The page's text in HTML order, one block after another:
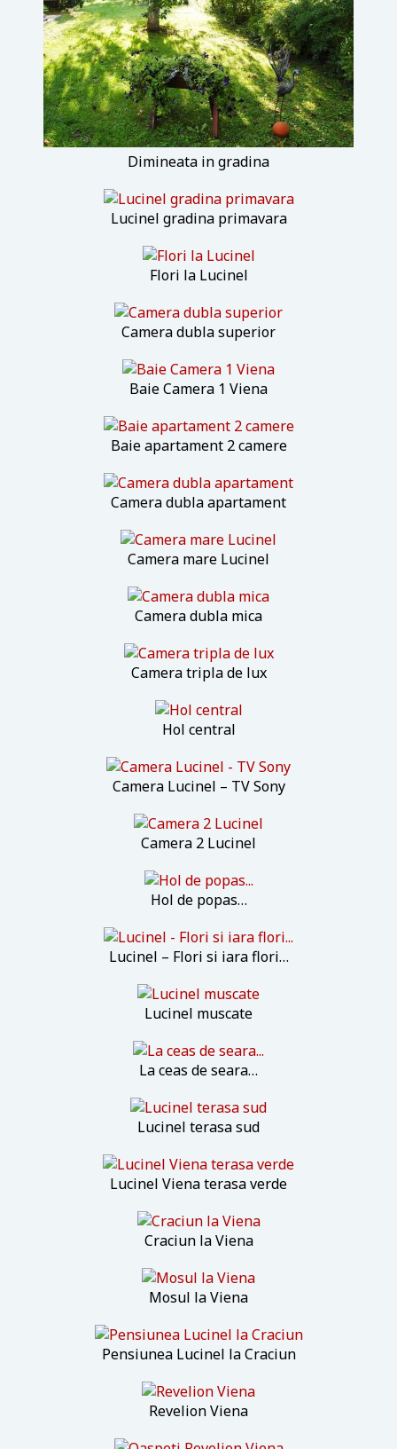
Dimineata in gradina
Lucinel gradina primavara
Flori la Lucinel
Camera dubla superior
Baie Camera 1 Viena
Baie apartament 2 camere
Camera dubla apartament
Camera mare Lucinel
Camera dubla mica
Camera tripla de lux
Hol central
Camera Lucinel – TV Sony
Camera 2 Lucinel
Hol de popas…
Lucinel – Flori si iara flori…
Lucinel muscate
La ceas de seara…
Lucinel terasa sud
Lucinel Viena terasa verde
Craciun la Viena
Mosul la Viena
Pensiunea Lucinel la Craciun
Revelion Viena